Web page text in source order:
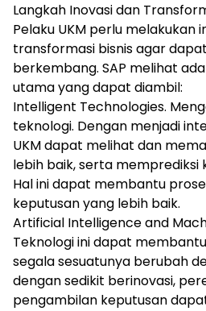
Langkah Inovasi dan
Pelaku UKM perlu melakukan
transformasi bisnis agar
berkembang. SAP melihat
utama yang dapat diambil:
Intelligent Technologies.
teknologi. Dengan menjadi
UKM dapat melihat dan
lebih baik, serta memprediksi
Hal ini dapat membantu
keputusan yang lebih baik.
Artificial Intelligence and
Teknologi ini dapat
segala sesuatunya berubah
dengan sedikit berinovasi,
pengambilan keputusan